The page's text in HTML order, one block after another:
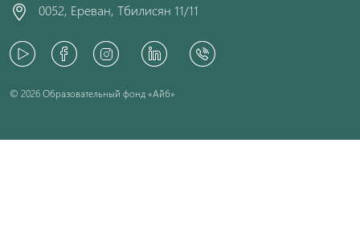
0052, Ереван, Тбилисян 11/11
© 2026 Образовательный фонд «Айб»